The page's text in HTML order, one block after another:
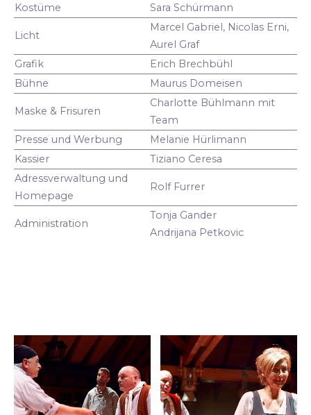
Kostüme
Sara Schürmann
Licht
Marcel Gabriel, Nicolas Erni,
Aurel Graf
Grafik
Erich Brechbühl
Bühne
Maurus Domeisen
Maske & Frisuren
Charlotte Bühlmann mit
Team
Presse und Werbung
Melanie Hürlimann
Kassier
Tiziano Ceresa
Adressverwaltung und
Homepage
Rolf Furrer
Administration
Tonja Gander
Andrijana Petkovic